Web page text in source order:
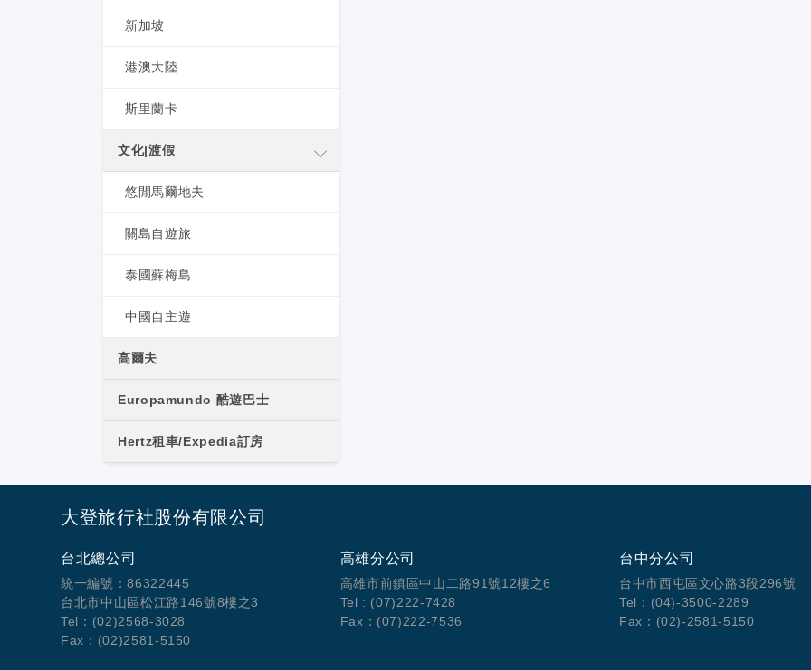
新加坡
港澳大陸
斯里蘭卡
文化|渡假
悠閒馬爾地夫
關島自遊旅
泰國蘇梅島
中國自主遊
高爾夫
Europamundo 酷遊巴士
Hertz租車/Expedia訂房
大登旅行社股份有限公司
台北總公司
統一編號：86322445
台北市中山區松江路146號8樓之3
Tel：(02)2568-3028
Fax：(02)2581-5150
高雄分公司
高雄市前鎮區中山二路91號12樓之6
Tel : (07)222-7428
Fax：(07)222-7536
台中分公司
台中市西屯區文心路3段296號
Tel：(04)-3500-2289
Fax：(02)-2581-5150